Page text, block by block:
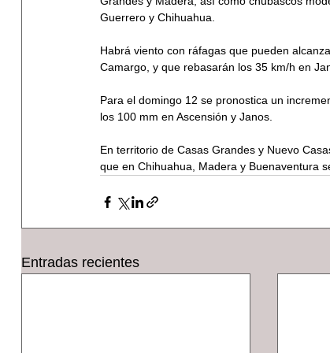
Guerrero y Chihuahua.
Habrá viento con ráfagas que pueden
Camargo, y que rebasarán los 35 km/h en
Para el domingo 12 se pronostica un
los 100 mm en Ascensión y Janos.
En territorio de Casas Grandes y Nuevo
que en Chihuahua, Madera y Buenaventura
Entradas recientes